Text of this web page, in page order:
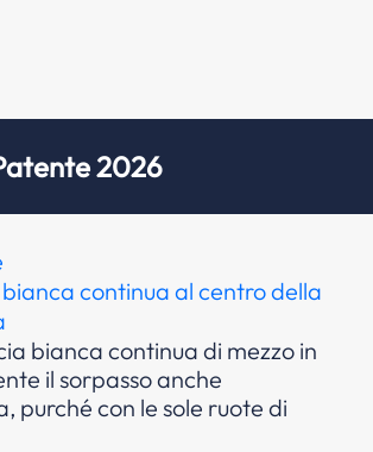
2026
continua al centro della
bianca continua di mezzo in
il sorpasso anche
purché con le sole ruote di